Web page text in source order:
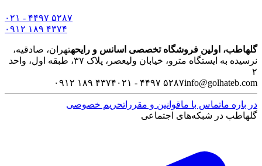
۰۲۱ - ۴۴۹۷ ۵۲۸۷
۰۹۱۲ ۱۸۹ ۴۳۷۴
گلهاطب، اولین فروشگاه تخصصی اسانس و رایحهتهران، صادقیه،
نرسیده به ایستگاه مترو، خیابان ولیعصر، پلاک ۳۷، طبقه اول، واحد
۲
info@golhateb.com۰۲۱ - ۴۴۹۷ ۵۲۸۷ ۰۹۱۲ ۱۸۹ ۴۳۷۴
در باره ماتماس با ماقوانین و مقرراتحریم خصوصی
گلهاطب در شبکه‌های اجتماعی